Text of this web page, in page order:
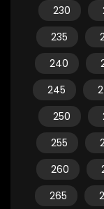
230
235
240
245
250
255
260
265